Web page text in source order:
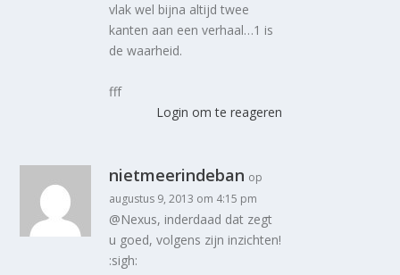
vlak wel bijna altijd twee
kanten aan een verhaal…1 is
de waarheid.
fff
Login om te reageren
nietmeerindeban op
augustus 9, 2013 om 4:15 pm
@Nexus, inderdaad dat zegt
u goed, volgens zijn inzichten!
:sigh: